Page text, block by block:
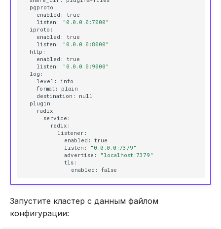
client no-evict
client no-touch
client pause
client reply
client setinfo
client setname
client unblock
client unpause
hello
pgproto :
enabled :
true
listen :
"0.0.0.0:7000"
iproto :
enabled :
true
listen :
"0.0.0.0:8000"
http :
enabled :
true
listen :
"0.0.0.0:9000"
log :
level :
info
format :
plain
destination :
null
plugin :
radix :
service :
radix :
listener :
enabled :
true
listen :
"0.0.0.0:7379"
advertise :
"localhost:7379"
tls :
enabled : false
Запустите кластер с данным файлом
конфигурации: